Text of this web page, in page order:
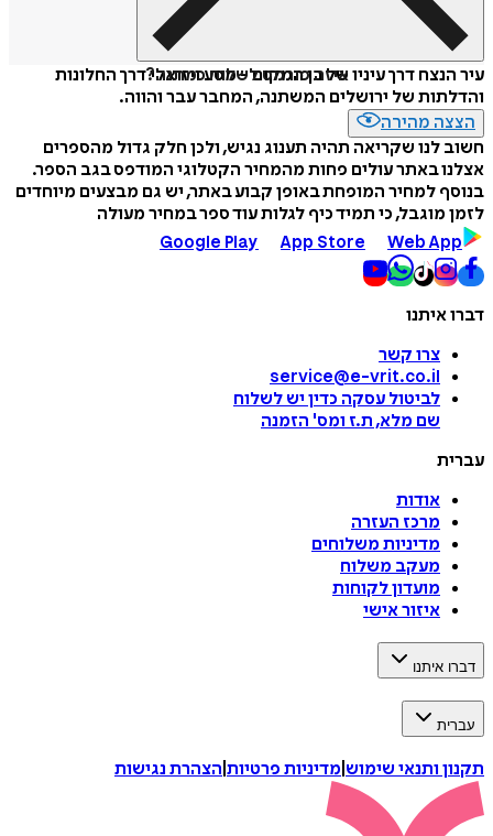
איזה פורמט לשלוח כמתנה?
עיר הנצח דרך עיניו של בן המקום - מסע ויזואלי דרך החלונות
והדלתות של ירושלים המשתנה, המחבר עבר והווה.
הצצה מהירה
חשוב לנו שקריאה תהיה תענוג נגיש, ולכן חלק גדול מהספרים
אצלנו באתר עולים פחות מהמחיר הקטלוגי המודפס בגב הספר.
בנוסף למחיר המופחת באופן קבוע באתר, יש גם מבצעים מיוחדים
לזמן מוגבל, כי תמיד כיף לגלות עוד ספר במחיר מעולה
Google Play
App Store Web App
דברו איתנו
צרו קשר
service@e-vrit.co.il
לביטול עסקה כדין יש לשלוח
שם מלא, ת.ז ומס' הזמנה
עברית
אודות
מרכז העזרה
מדיניות משלוחים
מעקב משלוח
מועדון לקוחות
איזור אישי
דברו איתנו
עברית
תקנון ותנאי שימוש מדיניות פרטיות הצהרת נגישות